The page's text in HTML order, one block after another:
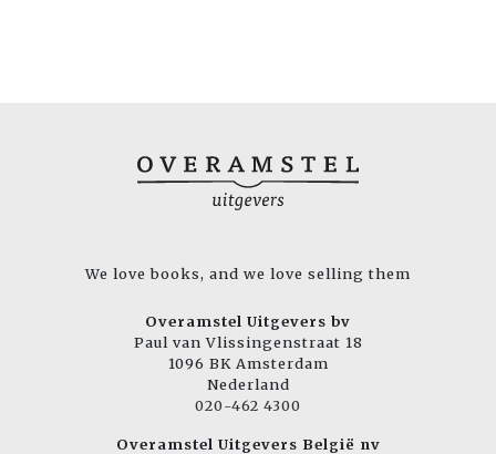
We love books, and we love selling them
Overamstel Uitgevers bv
Paul van Vlissingenstraat 18
1096 BK Amsterdam
Nederland
020-462 4300
Overamstel Uitgevers België nv